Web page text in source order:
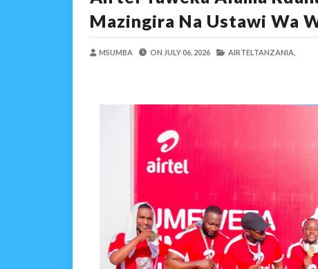
Nilitamani Sana Kupata
Zawadi- Aug 07 2026
TANZANIA
JUBILEE GROUP
WATOTO
DARAJA LA BILIONI 1.2
WAFANYABIASHARA
OSCAR ASSENGA Aug 07 2026
WATUMISHI WA WIZARA
MSUMBA-Aug 07 2026
Mazingira Na Ustawi Wa
MSUMBA ON JULY 06, 2026 AIRTELTANZANIA,